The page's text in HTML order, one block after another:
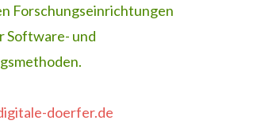
Forschungseinrichtungen
Software- und
doerfer.de